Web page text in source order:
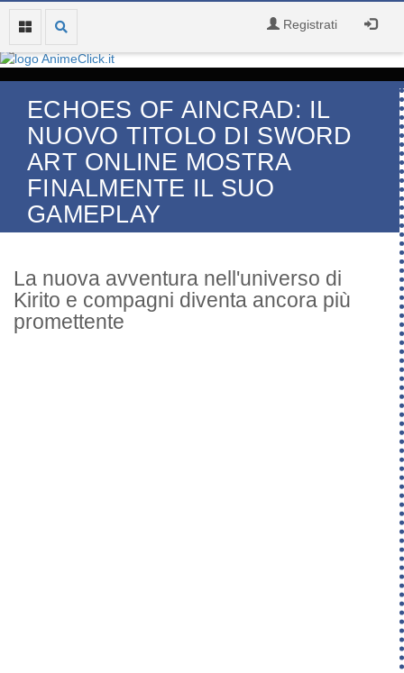
Registrati
ECHOES OF AINCRAD: IL
NUOVO TITOLO DI SWORD
ART ONLINE MOSTRA
FINALMENTE IL SUO
GAMEPLAY
La nuova avventura nell'universo di
Kirito e compagni diventa ancora più
promettente